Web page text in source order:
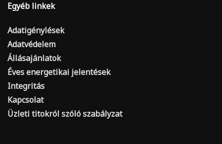
Egyéb linkek
Adatigénylések
Adatvédelem
Állásajánlatok
Éves energetikai jelentések
Integritás
Kapcsolat
Üzleti titokról szóló szabályzat